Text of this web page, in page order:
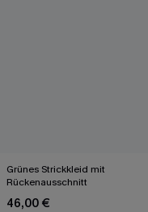
Grünes Strickkleid mit
Rückenausschnitt
46,00 €